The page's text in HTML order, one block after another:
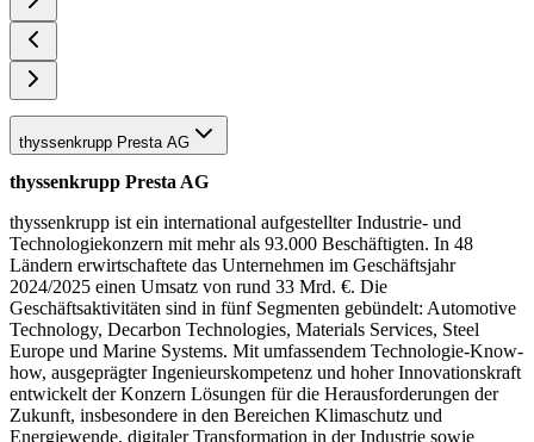
thyssenkrupp Presta AG
thyssenkrupp Presta AG
thyssenkrupp ist ein international aufgestellter Industrie- und
Technologiekonzern mit mehr als 93.000 Beschäftigten. In 48
Ländern erwirtschaftete das Unternehmen im Geschäftsjahr
2024/2025 einen Umsatz von rund 33 Mrd. €. Die
Geschäftsaktivitäten sind in fünf Segmenten gebündelt: Automotive
Technology, Decarbon Technologies, Materials Services, Steel
Europe und Marine Systems. Mit umfassendem Technologie-Know-
how, ausgeprägter Ingenieurskompetenz und hoher Innovationskraft
entwickelt der Konzern Lösungen für die Herausforderungen der
Zukunft, insbesondere in den Bereichen Klimaschutz und
Energiewende, digitaler Transformation in der Industrie sowie